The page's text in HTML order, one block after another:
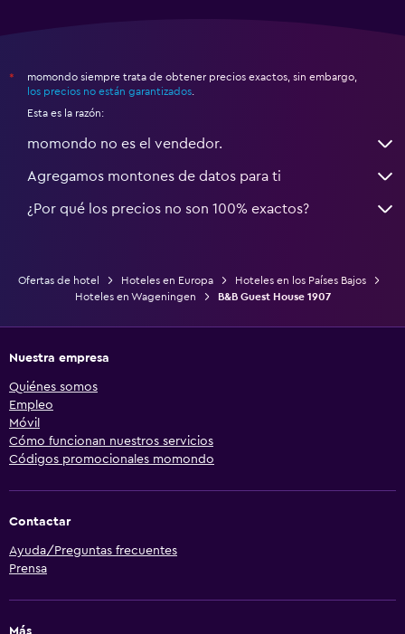
*
momondo siempre trata de obtener precios exactos, sin embargo,
los precios no están garantizados
Esta es la razón:
momondo no es el vendedor.
Agregamos montones de datos para ti
¿Por qué los precios no son 100% exactos?
Ofertas de hotel Hoteles en Europa
Hoteles en los Países Bajos
Hoteles en Wageningen
B&B Guest House 1907
Nuestra empresa
Quiénes somos
Empleo
Móvil
Cómo funcionan nuestros servicios
Códigos promocionales momondo
Contactar
Ayuda/Preguntas frecuentes
Prensa
Más